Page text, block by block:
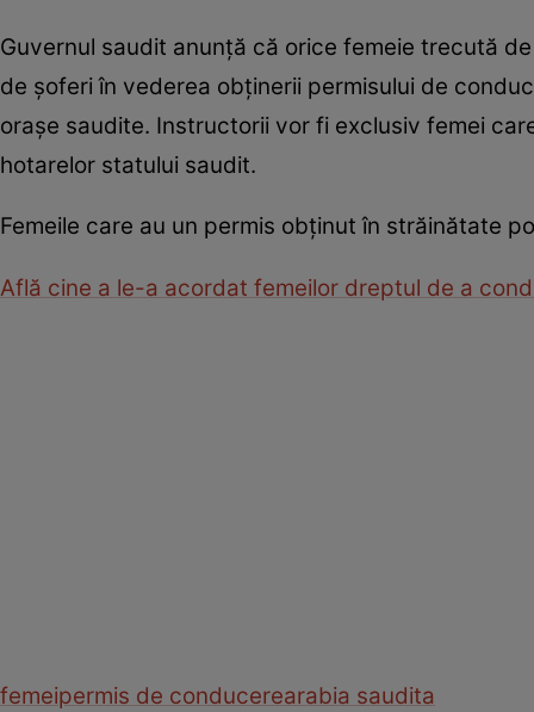
Guvernul saudit anunţă că orice femeie trecută
de şoferi în vederea obţinerii permisului de
oraşe saudite. Instructorii vor fi exclusiv femei
hotarelor statului saudit.
Femeile care au un permis obţinut în străinătate
Află cine a le-a acordat femeilor dreptul de a
femeipermis de conducerearabia saudita